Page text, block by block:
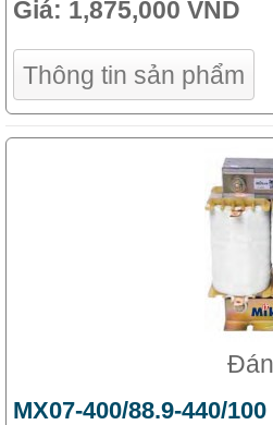
Giá: 1,875,000 VND
Thông tin sản phẩm
MX07-400/88.9-440/100